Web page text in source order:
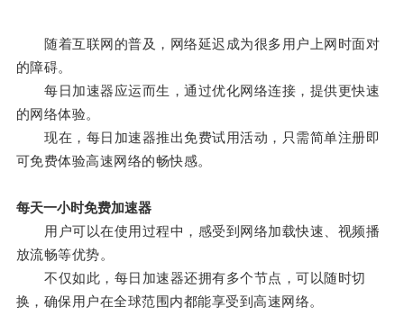
随着互联网的普及，网络延迟成为很多用户上网时面对
的障碍。
每日加速器应运而生，通过优化网络连接，提供更快速
的网络体验。
现在，每日加速器推出免费试用活动，只需简单注册即
可免费体验高速网络的畅快感。
每天一小时免费加速器
用户可以在使用过程中，感受到网络加载快速、视频播
放流畅等优势。
不仅如此，每日加速器还拥有多个节点，可以随时切
换，确保用户在全球范围内都能享受到高速网络。